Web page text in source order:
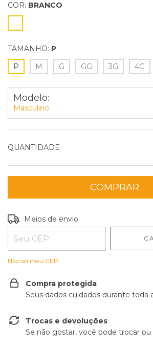
COR: BRANCO
TAMANHO: P
P
M G GG 3G 4G
Modelo:
Masculino
QUANTIDADE
Entregas para o CEP:
Meios de envio
Não sei meu CEP
Compra protegida
Seus dados cuidados durante toda
Trocas e devoluções
Se não gostar, você pode trocar ou